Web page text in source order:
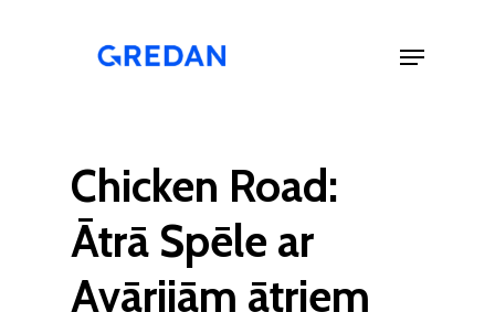
Menu
Chicken Road:
Ātrā Spēle ar
Avārijām ātriem